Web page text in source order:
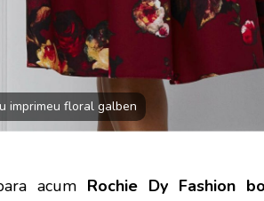
imprimeu floral galben
acumRochie Dy Fashion